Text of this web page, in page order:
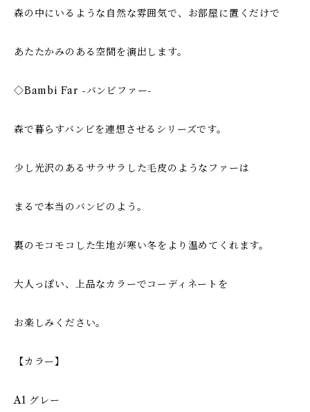
森の中にいるような自然な雰囲気で、お部屋に置くだけで
あたたかみのある空間を演出します。
◇Bambi Far -バンビファー-
森で暮らすバンビを連想させるシリーズです。
少し光沢のあるサラサラした毛皮のようなファーは
まるで本当のバンビのよう。
裏のモコモコした生地が寒い冬をより温めてくれます。
大人っぽい、上品なカラーでコーディネートを
お楽しみください。
【カラー】
A1 グレー